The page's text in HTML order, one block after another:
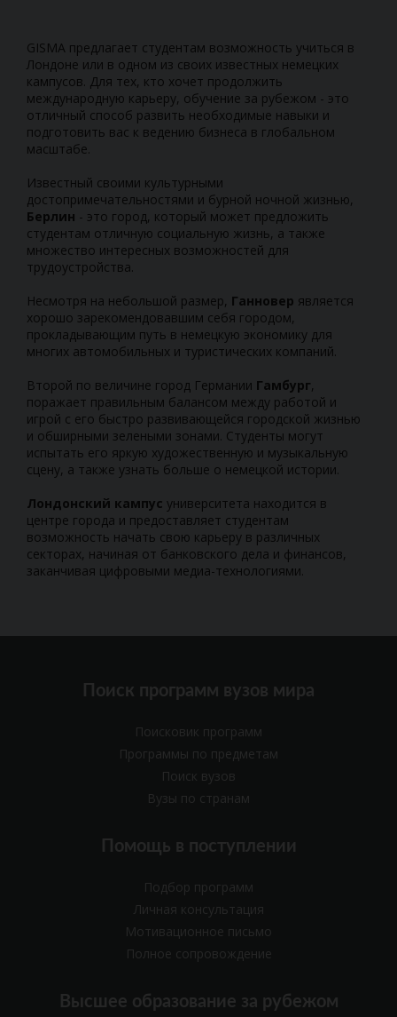
GISMA предлагает студентам возможность учиться в
Лондоне или в одном из своих известных немецких
кампусов. Для тех, кто хочет продолжить
международную карьеру, обучение за рубежом - это
отличный способ развить необходимые навыки и
подготовить вас к ведению бизнеса в глобальном
масштабе.
Известный своими культурными
достопримечательностями и бурной ночной жизнью,
Берлин - это город, который может предложить
студентам отличную социальную жизнь, а также
множество интересных возможностей для
трудоустройства.
Несмотря на небольшой размер, Ганновер является
хорошо зарекомендовавшим себя городом,
прокладывающим путь в немецкую экономику для
многих автомобильных и туристических компаний.
Второй по величине город Германии Гамбург,
поражает правильным балансом между работой и
игрой с его быстро развивающейся городской жизнью
и обширными зелеными зонами. Студенты могут
испытать его яркую художественную и музыкальную
сцену, а также узнать больше о немецкой истории.
Лондонский кампус университета находится в
центре города и предоставляет студентам
возможность начать свою карьеру в различных
секторах, начиная от банковского дела и финансов,
заканчивая цифровыми медиа-технологиями.
Поиск программ вузов мира
Поисковик программ
Программы по предметам
Поиск вузов
Вузы по странам
Помощь в поступлении
Подбор программ
Личная консультация
Мотивационное письмо
Полное сопровождение
Высшее образование за рубежом